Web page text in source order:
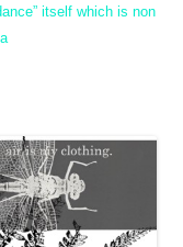
itself which is non